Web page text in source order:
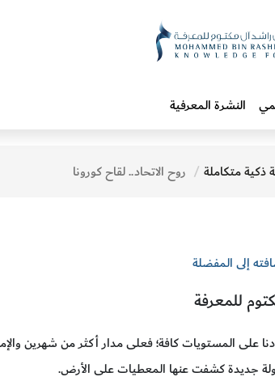
النشرة المعرفية
ذكية متكاملة روح الاتحاد.. لقاح كورونا
إلى المفضلة
للمعرفة
على المستويات كافة؛ فعلى مدار أكثر من شهرين
جديدة كشفت عنها المعطيات على الأرض.